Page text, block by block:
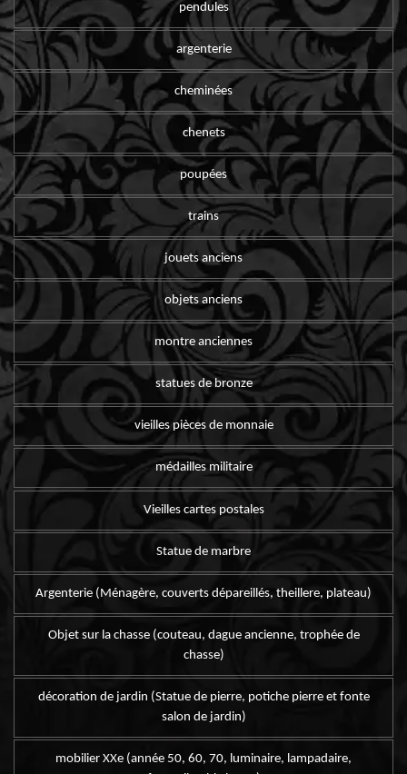
pendules
argenterie
cheminées
chenets
poupées
trains
jouets anciens
objets anciens
montre anciennes
statues de bronze
vieilles pièces de monnaie
médailles militaire
Vieilles cartes postales
Statue de marbre
Argenterie (Ménagère, couverts dépareillés, theillere, plateau)
Objet sur la chasse (couteau, dague ancienne, trophée de
chasse)
décoration de jardin (Statue de pierre, potiche pierre et fonte
salon de jardin)
mobilier XXe (année 50, 60, 70, luminaire, lampadaire,